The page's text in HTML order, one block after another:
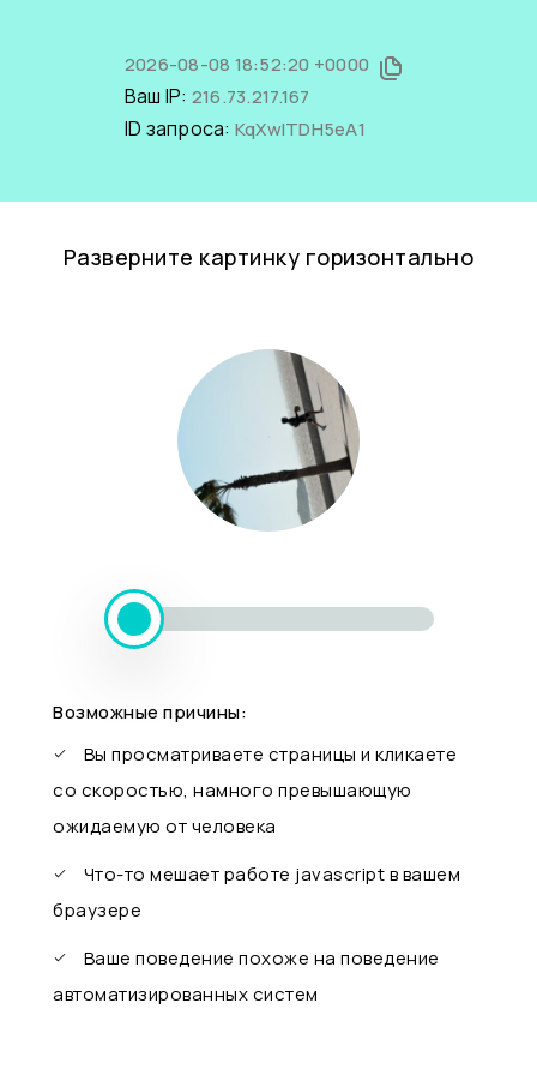
2026-08-08 18:52:20 +0000
Ваш IP: 216.73.217.167
ID запроса: KqXwITDH5eA1
Разверните картинку горизонтально
Возможные причины:
Вы просматриваете страницы и кликаете
со скоростью, намного превышающую
ожидаемую от человека
Что-то мешает работе javascript в вашем
браузере
Ваше поведение похоже на поведение
автоматизированных систем